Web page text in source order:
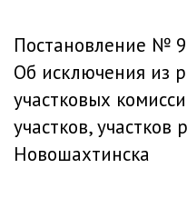
Постановление №
Об исключения из
участковых
участков,
Новошахтинска